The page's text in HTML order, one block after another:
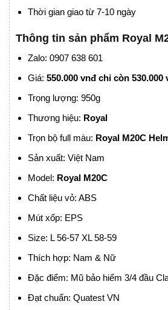
Thời gian giao từ 7-10 ngày
Thông tin sản phẩm Royal
Zalo: 0907 638 601
Giá: 550.000 vnđ chỉ còn 530.000
Trọng lượng: 950g
Thương hiệu: Royal
Trọn bộ full màu: Royal M20C
Sản xuất: Việt Nam
Model: Royal M20C
Chất liệu vỏ: ABS
Mút xốp: EPS
Size: L 56-57 XL 58-59
Thích hợp: Nam & Nữ
Đặc điểm: Mũ bảo hiểm 3/4 đầu
Đạt chuẩn: Quatest VN